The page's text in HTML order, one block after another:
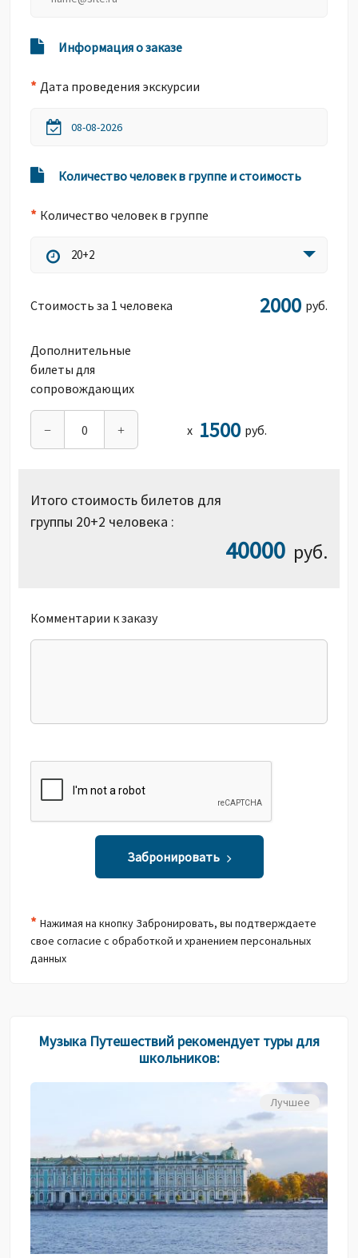
Информация о заказе
* Дата проведения экскурсии
Количество человек в группе и стоимость
* Количество человек в группе
20+2
Стоимость за 1 человека 2000 руб.
Дополнительные
билеты для
сопровождающих
− + х 1500 руб.
Итого стоимость билетов для
группы 20+2 человека :
40000 руб.
Комментарии к заказу
* Нажимая на кнопку Забронировать, вы подтверждаете
свое согласие с обработкой и хранением персональных
данных
Забронировать
Музыка Путешествий рекомендует туры для
школьников:
Лучшее